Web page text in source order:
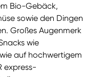
Bio-Gebäck,
sowie den Dingen
Großes Augenmerk
wie
auf hochwertigem
express-